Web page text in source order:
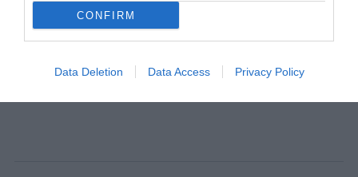
CONFIRM
Data Deletion Data Access Privacy Policy
3 180 ευρώ με θέα την Καλντέρα:Η στρατηγική last minute
Σαντορίνη